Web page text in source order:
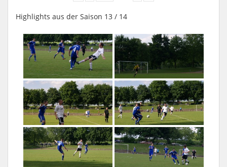
Highlights aus der Saison 13 / 14